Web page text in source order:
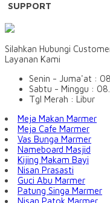
SUPPORT
Silahkan Hubungi
Layanan Kami
Senin - Juma'at :
Sabtu - Minggu :
Tgl Merah : Libur
Meja Makan Marmer
Meja Cafe Marmer
Vas Bunga Marmer
Nameboard Masjid
Kijing Makam Bayi
Nisan Prasasti
Guci Abu Marmer
Patung Singa Marmer